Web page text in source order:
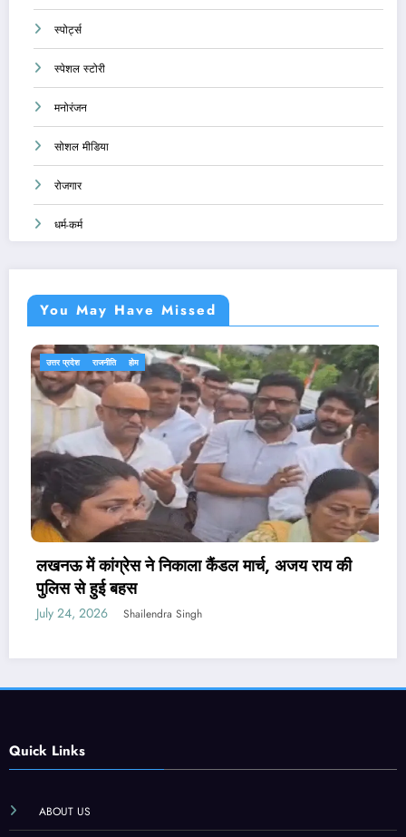
स्पोर्ट्स
स्पेशल स्टोरी
मनोरंजन
सोशल मीडिया
रोजगार
धर्म-कर्म
You May Have Missed
एजुकेशन देश-दुनिया राजनीति होम
पेपर लीक संशोधन बिल पर मंत्री वैष्णव ने नहीं दिया जवाब,
PM मोदी ने कही थी सख्त कानून लाने की बात
July 24, 2026 Shailendra Singh
Quick Links
ABOUT US